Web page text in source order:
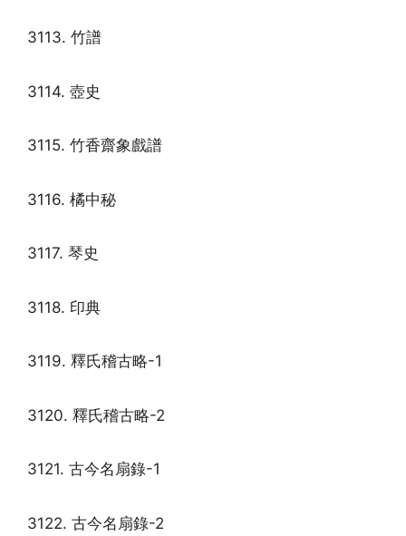
3113. 竹譜
3114. 壺史
3115. 竹香齋象戲譜
3116. 橘中秘
3117. 琴史
3118. 印典
3119. 釋氏稽古略-1
3120. 釋氏稽古略-2
3121. 古今名扇錄-1
3122. 古今名扇錄-2